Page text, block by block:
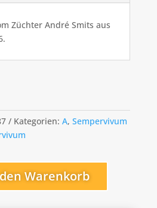
Züchter André Smits aus
Kategorien: A, Sempervivum
Warenkorb